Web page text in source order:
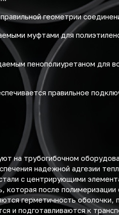
геометрии
муфтами для
пенополиуретаном для
правильное
на трубогибочном
надежной адгезии
с центрирующими
после полимеризации
герметичность оболочки,
и подготавливаются к